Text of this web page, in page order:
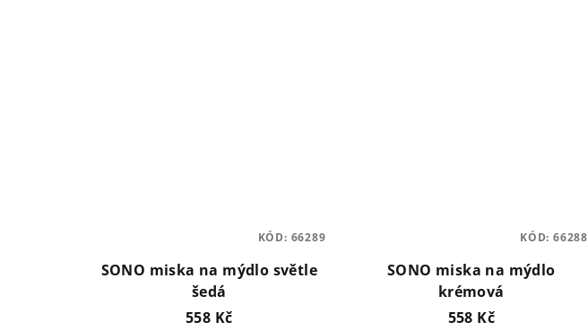
SONO miska na mýdlo světle
šedá
558 Kč
KÓD: 66289
SONO miska na mýdlo
krémová
558 Kč
KÓD: 66288